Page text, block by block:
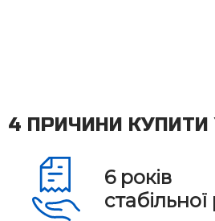
4 ПРИЧИНИ КУПИТИ
6 років